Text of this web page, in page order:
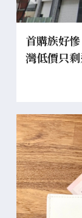
首購族好
灣低價只